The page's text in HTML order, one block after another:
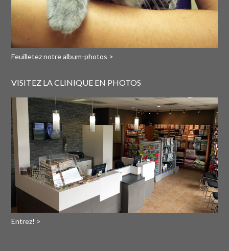
Feuilletez notre album-photos >
VISITEZ LA CLINIQUE EN PHOTOS
Entrez! >